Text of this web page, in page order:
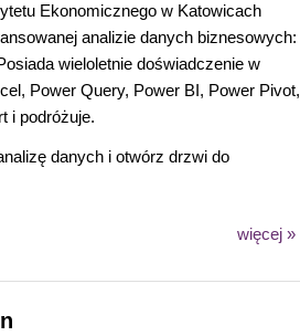
Ekonomicznego w Katowicach
analizie danych biznesowych:
wieloletnie doświadczenie w
Power Query, Power BI, Power Pivot,
i podróżuje.
danych i otwórz drzwi do
więcej »